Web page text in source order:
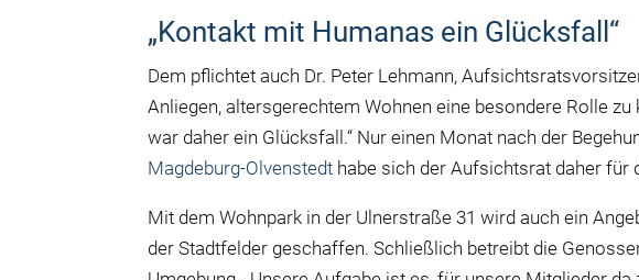
„Kontakt mit Humanas ein Glücksfall“
Dem pflichtet auch Dr. Peter Lehmann,
Anliegen, altersgerechtem Wohnen eine besondere Rolle
war daher ein Glücksfall.“ Nur einen Monat nach der
Magdeburg-Olvenstedt habe sich der Aufsichtsrat daher für
Mit dem Wohnpark in der Ulnerstraße 31 wird auch ein
der Stadtfelder geschaffen. Schließlich betreibt die